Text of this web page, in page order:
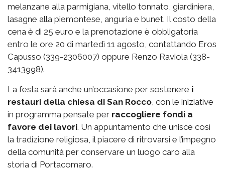
melanzane alla parmigiana, vitello tonnato, giardiniera,
lasagne alla piemontese, anguria e bunet. Il costo della
cena è di 25 euro e la prenotazione è obbligatoria
entro le ore 20 di martedì 11 agosto, contattando Eros
Capusso (339-2306007) oppure Renzo Raviola (338-
3413998).
La festa sarà anche un’occasione per sostenere i
restauri della chiesa di San Rocco , con le iniziative
in programma pensate per raccogliere fondi a
favore dei lavori. Un appuntamento che unisce così
la tradizione religiosa, il piacere di ritrovarsi e l’impegno
della comunità per conservare un luogo caro alla
storia di Portacomaro.